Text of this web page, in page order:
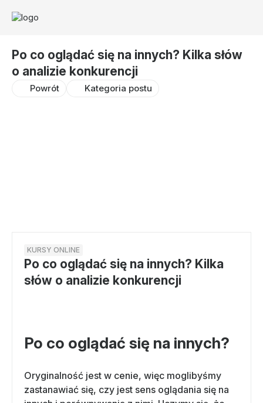
Po co oglądać się na innych? Kilka słów
o analizie konkurencji
Powrót Kategoria postu
KURSY ONLINE
Po co oglądać się na innych? Kilka
słów o analizie konkurencji
Po co oglądać się na innych?
Oryginalność jest w cenie, więc moglibyśmy
zastanawiać się, czy jest sens oglądania się na